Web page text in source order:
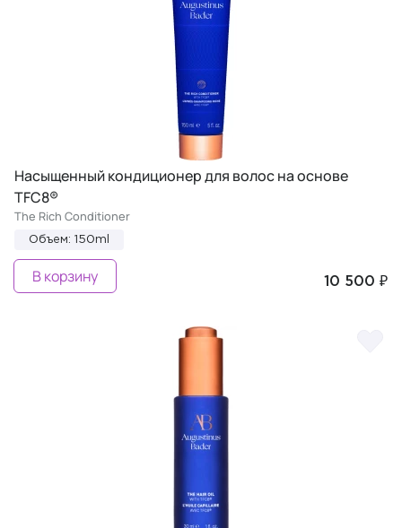
Насыщенный кондиционер для волос на основе
TFC8®
The Rich Conditioner
Объем: 150ml
10 500 ₽
В корзину